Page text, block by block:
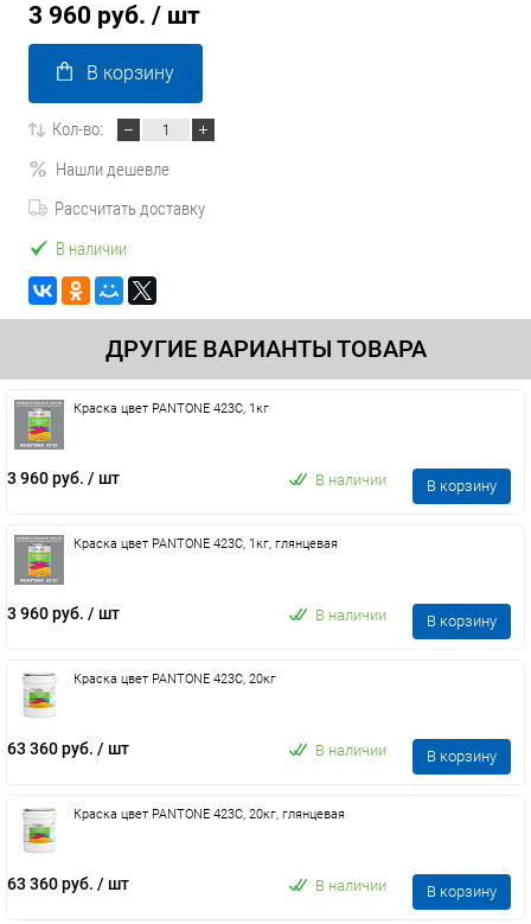
3 960 руб. / шт
В корзину
Кол-во:
Нашли дешевле
Рассчитать доставку
В наличии
ДРУГИЕ ВАРИАНТЫ ТОВАРА
Краска цвет PANTONE 423C, 1кг
3 960 руб. / шт В наличии В корзину
Краска цвет PANTONE 423C, 1кг, глянцевая
3 960 руб. / шт В наличии В корзину
Краска цвет PANTONE 423C, 20кг
63 360 руб. / шт В наличии В корзину
Краска цвет PANTONE 423C, 20кг, глянцевая
63 360 руб. / шт В наличии В корзину